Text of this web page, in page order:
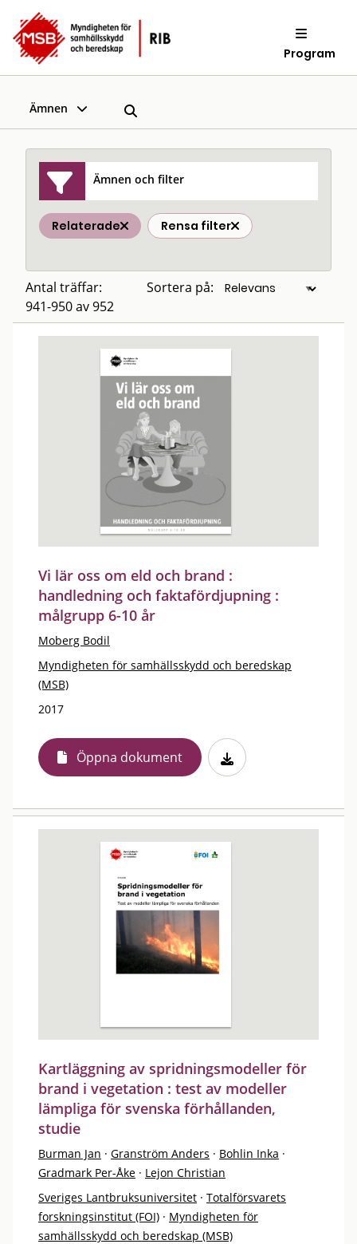
Program
Ämnen
Ämnen och filter
Relaterade Rensa filter
Antal träffar:
941-950 av 952
Sortera på:
Vi lär oss om eld och brand :
handledning och faktafördjupning :
målgrupp 6-10 år
Moberg Bodil
Myndigheten för samhällsskydd och beredskap
(MSB)
2017
Öppna dokument
Kartläggning av spridningsmodeller för
brand i vegetation : test av modeller
lämpliga för svenska förhållanden,
studie
Burman Jan · Granström Anders · Bohlin Inka ·
Gradmark Per-Åke · Lejon Christian
Sveriges Lantbruksuniversitet · Totalförsvarets
forskningsinstitut (FOI) · Myndigheten för
samhällsskydd och beredskap (MSB)